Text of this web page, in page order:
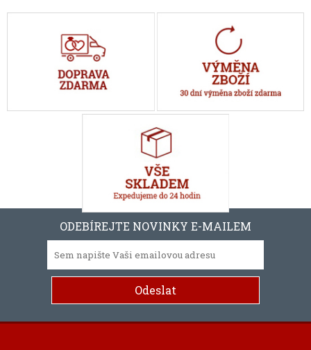
ODEBÍREJTE NOVINKY E-MAILEM